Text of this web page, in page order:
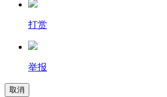
打赏
举报
取消